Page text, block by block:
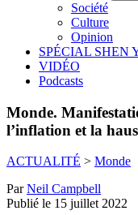
Société
Culture
Opinion
SPÉCIAL SHEN
VIDÉO
Podcasts
Monde.
l’inflation et la
ACTUALITÉ > Monde
ParNeil Campbell
Publié le 15 juillet 2022